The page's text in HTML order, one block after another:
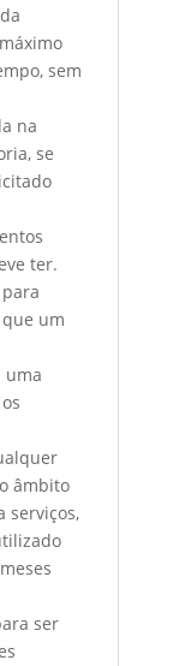
sem
na
se
ter.
um
uma
âmbito
serviços,
ser